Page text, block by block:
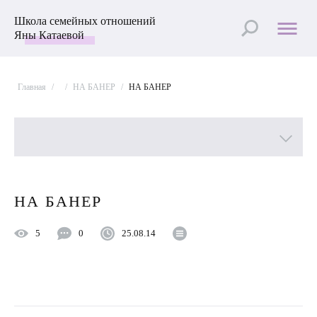
Школа семейных отношений
Яны Катаевой
Главная / / НА БАНЕР / НА БАНЕР
НА БАНЕР
5 0 25.08.14
Лучшие статьи
Пройти Тест
Улучшить отношения с мужем